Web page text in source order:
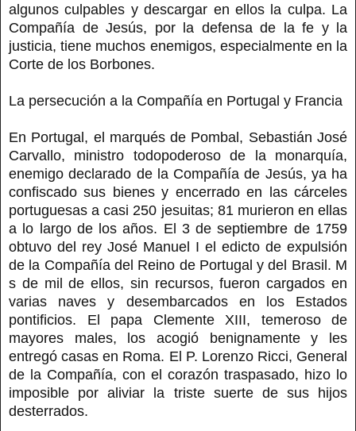
algunos culpables y descargar en ellos la culpa. La
Compañía de Jesús, por la defensa de la fe y la
justicia, tiene muchos enemigos, especialmente en la
Corte de los Borbones.
La persecución a la Compañía en Portugal y Francia
En Portugal, el marqués de Pombal, Sebastián José
Carvallo, ministro todopoderoso de la monarquía,
enemigo declarado de la Compañía de Jesús, ya ha
confiscado sus bienes y encerrado en las cárceles
portuguesas a casi 250 jesuitas; 81 murieron en ellas
a lo largo de los años. El 3 de septiembre de 1759
obtuvo del rey José Manuel I el edicto de expulsión
de la Compañía del Reino de Portugal y del Brasil. M
s de mil de ellos, sin recursos, fueron cargados en
varias naves y desembarcados en los Estados
pontificios. El papa Clemente XIII, temeroso de
mayores males, los acogió benignamente y les
entregó casas en Roma. El P. Lorenzo Ricci, General
de la Compañía, con el corazón traspasado, hizo lo
imposible por aliviar la triste suerte de sus hijos
desterrados.